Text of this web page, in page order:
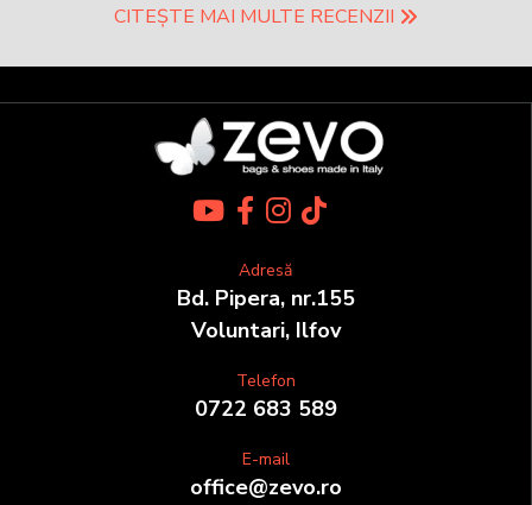
CITEȘTE MAI MULTE RECENZII
Adresă
Bd. Pipera, nr.155
Voluntari, Ilfov
Telefon
0722 683 589
E-mail
office@zevo.ro